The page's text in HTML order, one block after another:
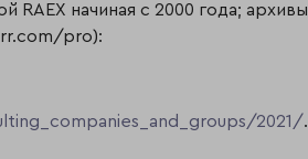
RAEX начиная с 2000 года; архивы
rr.com/pro):
2021/.